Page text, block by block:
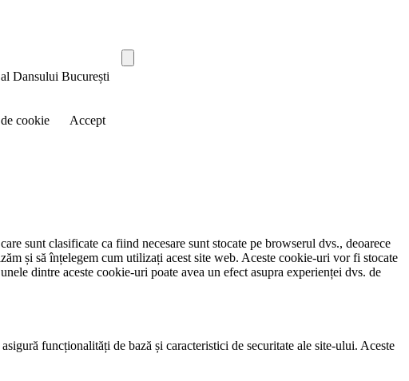
Dansului București
cookie Accept
sunt clasificate ca fiind necesare sunt stocate pe browserul dvs., deoarece
și să înțelegem cum utilizați acest site web. Aceste cookie-uri vor fi stocate
dintre aceste cookie-uri poate avea un efect asupra experienței dvs. de
funcționalități de bază și caracteristici de securitate ale site-ului. Aceste